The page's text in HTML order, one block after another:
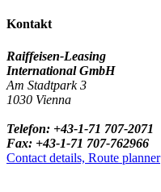
Kontakt
Raiffeisen-Leasing
International GmbH
Am Stadtpark 3
1030 Vienna
Telefon: +43-1-71 707-2071
Fax: +43-1-71 707-762966
Contact details, Route planner